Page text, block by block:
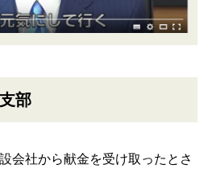
部
会社から献金を受け取ったとさ